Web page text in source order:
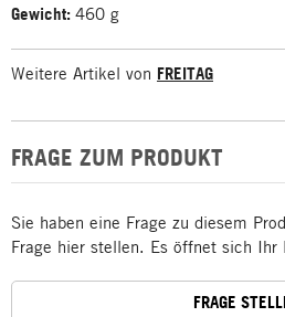
Gewicht: 460 g
Weitere Artikel von FREITAG
FRAGE ZUM PRODUKT
Sie haben eine Frage zu diesem
Frage hier stellen. Es öffnet sich Ihr
FRAGE